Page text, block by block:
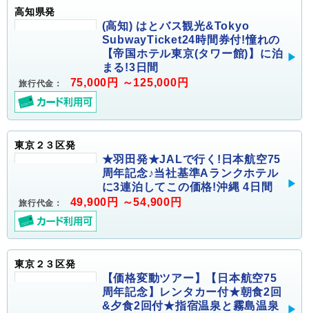
高知県発
(高知) はとバス観光&Tokyo
SubwayTicket24時間券付!憧れの
【帝国ホテル東京(タワー館)】に泊
まる!3日間
旅行代金： 75,000円 ～125,000円
東京２３区発
★羽田発★JALで行く!日本航空75
周年記念♪当社基準Aランクホテル
に3連泊してこの価格!沖縄 4日間
旅行代金： 49,900円 ～54,900円
東京２３区発
【価格変動ツアー】【日本航空75
周年記念】レンタカー付★朝食2回
&夕食2回付★指宿温泉と霧島温泉